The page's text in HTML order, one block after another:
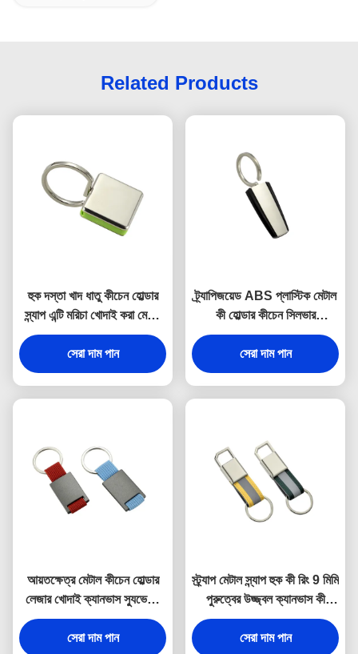
Related Products
হুক দস্তা খাদ ধাতু কীচেন হোল্ডার
স্ন্যাপ এন্টি মরিচা খোদাই করা মেটাল
কীরিং
সেরা দাম পান
ট্র্যাপিজয়েড ABS প্লাস্টিক মেটাল
কী হোল্ডার কীচেন সিলভার
ইলেক্ট্রোপ্লেটিং
সেরা দাম পান
আয়তক্ষেত্র মেটাল কীচেন হোল্ডার
লেজার খোদাই ক্যানভাস স্যুভেনির
উপহার
সেরা দাম পান
স্ট্র্যাপ মেটাল স্ন্যাপ হুক কী রিং 9 মিমি
পুরুত্বের উজ্জ্বল ক্যানভাস কী
হোল্ডার স্যুভেনির
সেরা দাম পান